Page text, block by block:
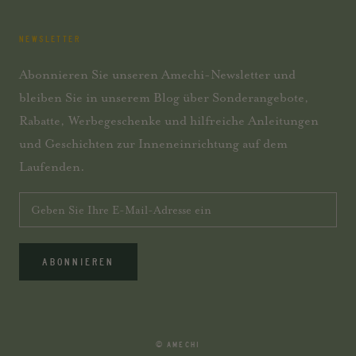
NEWSLETTER
Abonnieren Sie unseren Amechi-Newsletter und
bleiben Sie in unserem Blog über Sonderangebote,
Rabatte, Werbegeschenke und hilfreiche Anleitungen
und Geschichten zur Inneneinrichtung auf dem
Laufenden.
ABONNIEREN
© AMECHI